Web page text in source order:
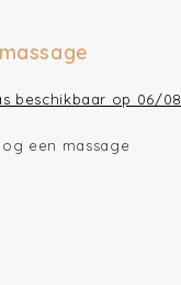
beschikbaar op 06/08
een massage